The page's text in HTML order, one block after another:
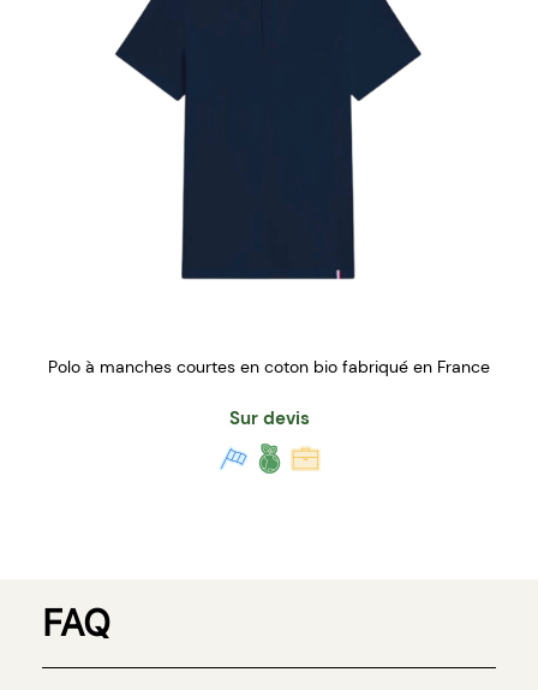
Polo à manches courtes en coton bio fabriqué en France
Sur devis
FAQ